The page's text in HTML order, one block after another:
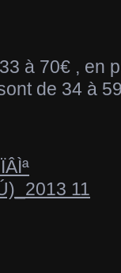
à 70€ , en
de 34 à